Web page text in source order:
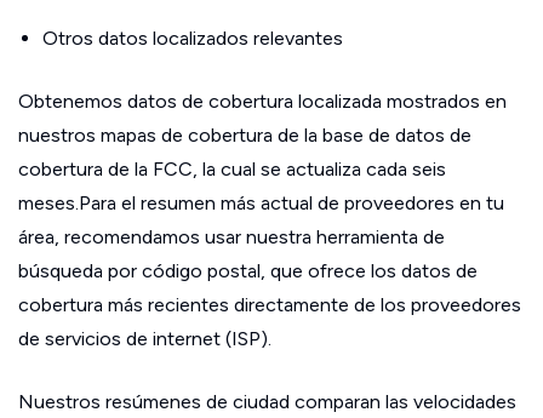
Otros datos localizados relevantes
Obtenemos datos de cobertura localizada mostrados en
nuestros mapas de cobertura de la base de datos de
cobertura de la FCC, la cual se actualiza cada seis
meses.Para el resumen más actual de proveedores en tu
área, recomendamos usar nuestra herramienta de
búsqueda por código postal, que ofrece los datos de
cobertura más recientes directamente de los proveedores
de servicios de internet (ISP).
Nuestros resúmenes de ciudad comparan las velocidades